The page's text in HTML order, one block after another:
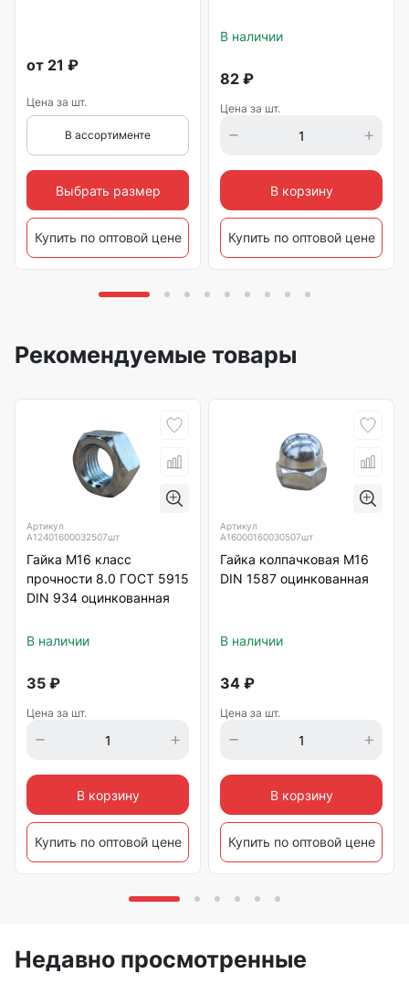
от 21 ₽
Цена за шт.
В ассортименте
Выбрать размер
Купить по оптовой цене
В наличии
82 ₽
Цена за шт.
В корзину
Купить по оптовой цене
Рекомендуемые товары
Артикул
А12401600032507шт
Гайка М16 класс
прочности 8.0 ГОСТ 5915
DIN 934 оцинкованная
В наличии
35 ₽
Цена за шт.
В корзину
Купить по оптовой цене
Артикул
А16000160030507шт
Гайка колпачковая М16
DIN 1587 оцинкованная
В наличии
34 ₽
Цена за шт.
В корзину
Купить по оптовой цене
Недавно просмотренные